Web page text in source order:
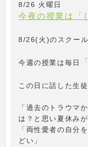
8/26 火曜日
今夜の授業は「
8/26(火)のスクー
今週の授業は毎日
この日に話した生
「過去のトラウマ
は？と思い夏休み
「両性愛者の自分
どい」